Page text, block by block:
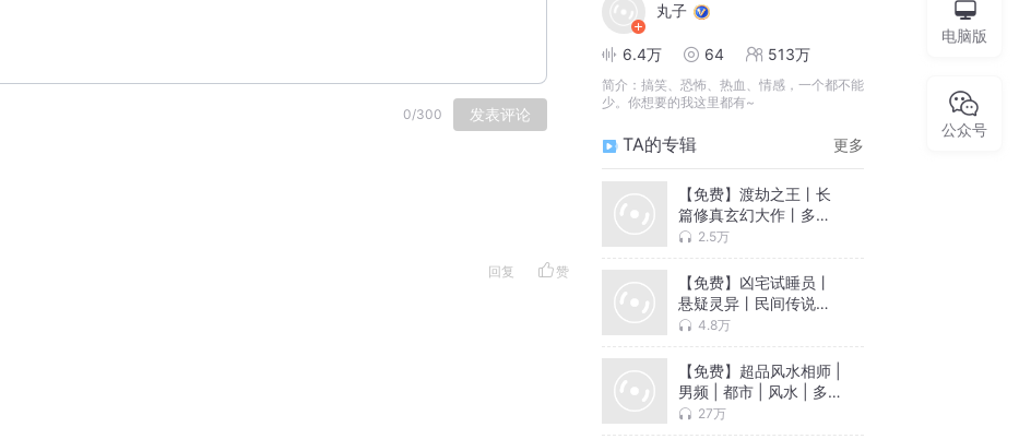
0/300 发表评论
回复 赞
丸子
6.4万 64 513万
简介： 搞笑、恐怖、热血、情感，一个都不能
少。你想要的我这里都有~
TA的专辑 更多
【免费】渡劫之王丨长
篇修真玄幻大作丨多人
有声剧丨三撇一捺丨丸
2.5万
【免费】凶宅试睡员丨
悬疑灵异丨民间传说丨
丸子领衔多人有声剧
4.8万
【免费】超品风水相师 |
男频 | 都市 | 风水 | 多
人有声剧
27万
电脑版
公众号